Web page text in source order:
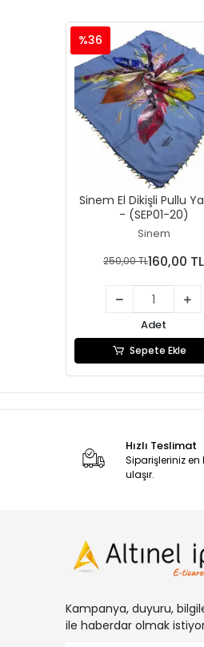
Sinem El Dikişli Pullu
- (SEP01-20)
Sinem
%36
250,00 TL160,00 TL
Adet
Sepete Ekle
Hızlı Teslimat
Siparişleriniz en
ulaşır.
Kampanya, duyuru,
ile haberdar olmak